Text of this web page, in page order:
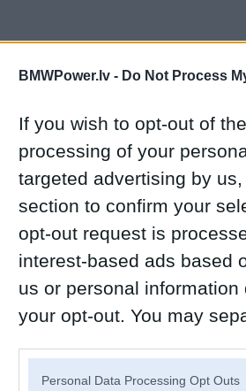
BMWPower.lv - Do Not Process
If you wish to opt-out of
processing of your
targeted advertising by
section to confirm your
opt-out request is
interest-based ads based
us or personal
your opt-out. You may
Personal Data Processing Opt Outs